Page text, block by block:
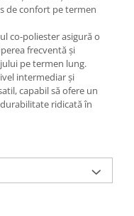
de confort pe termen
co-poliester asigură o
frecventă și
pe termen lung.
intermediar și
capabil să ofere un
ridicată în